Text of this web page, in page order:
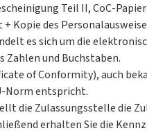
Teil II, CoC-
Kopie des
es sich um die
und Buchstaben.
of Conformity), auch
Norm entspricht.
die Zulassungsstelle die
erhalten Sie die